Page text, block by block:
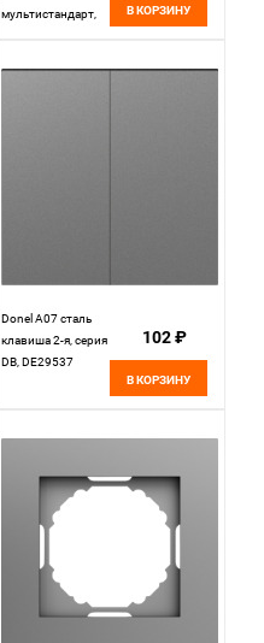
мультистандарт,
В КОРЗИНУ
Donel A07 сталь
клавиша 2-я, серия
DB, DE29537
102 ₽
В КОРЗИНУ